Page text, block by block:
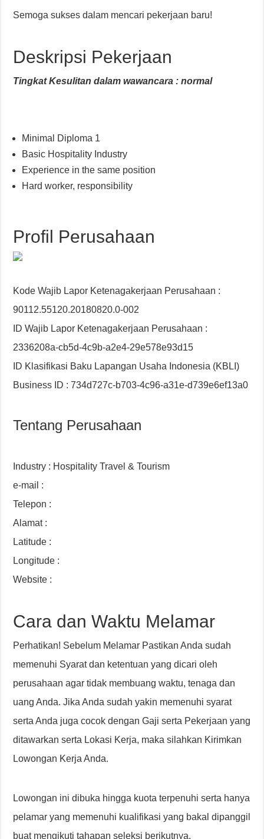
Semoga sukses dalam mencari pekerjaan baru!
Deskripsi Pekerjaan
Tingkat Kesulitan dalam wawancara : normal
Minimal Diploma 1
Basic Hospitality Industry
Experience in the same position
Hard worker, responsibility
Profil Perusahaan
Kode Wajib Lapor Ketenagakerjaan Perusahaan :
90112.55120.20180820.0-002
ID Wajib Lapor Ketenagakerjaan Perusahaan :
2336208a-cb5d-4c9b-a2e4-29e578e93d15
ID Klasifikasi Baku Lapangan Usaha Indonesia (KBLI)
Business ID : 734d727c-b703-4c96-a31e-d739e6ef13a0
Tentang Perusahaan
Industry : Hospitality Travel & Tourism
e-mail :
Telepon :
Alamat :
Latitude :
Longitude :
Website :
Cara dan Waktu Melamar
Perhatikan! Sebelum Melamar Pastikan Anda sudah
memenuhi Syarat dan ketentuan yang dicari oleh
perusahaan agar tidak membuang waktu, tenaga dan
uang Anda. Jika Anda sudah yakin memenuhi syarat
serta Anda juga cocok dengan Gaji serta Pekerjaan yang
ditawarkan serta Lokasi Kerja, maka silahkan Kirimkan
Lowongan Kerja Anda.
Lowongan ini dibuka hingga kuota terpenuhi serta hanya
pelamar yang memenuhi kualifikasi yang bakal dipanggil
buat mengikuti tahapan seleksi berikutnya.